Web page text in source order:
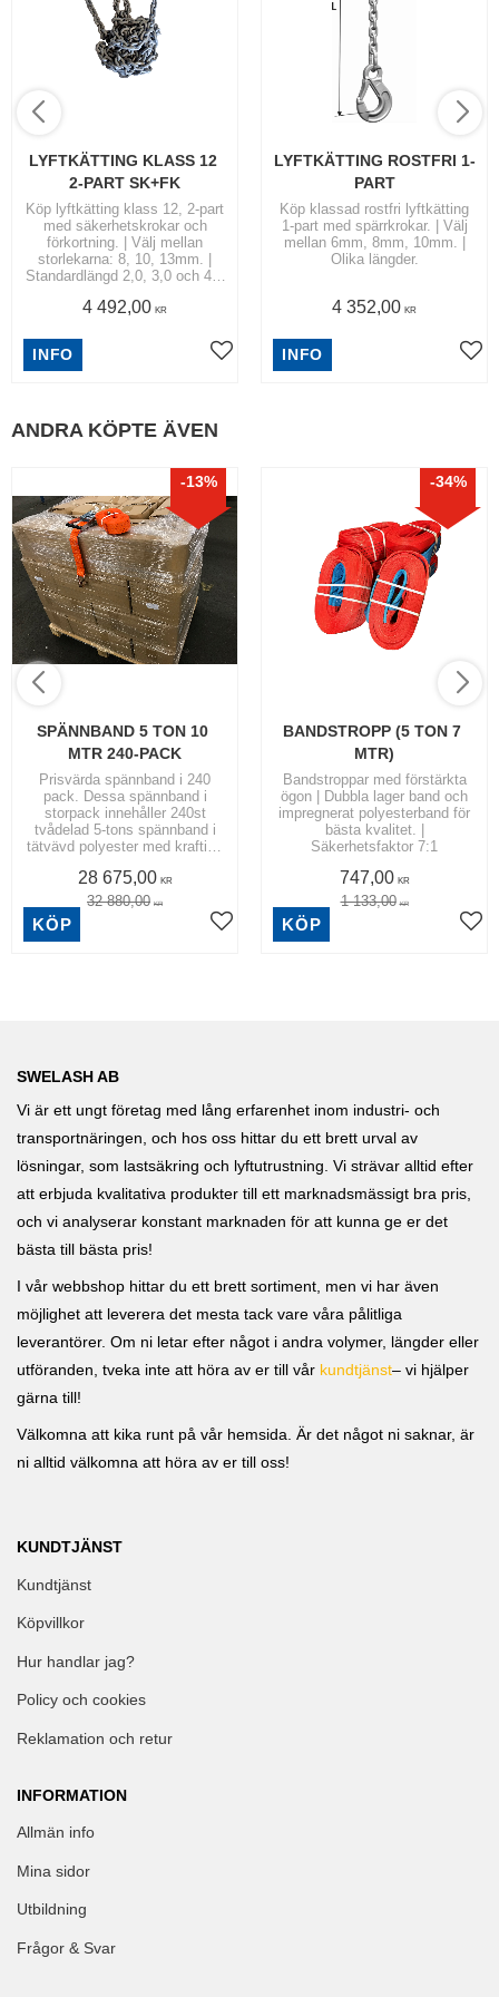
LYFTKÄTTING KLASS 12
2-PART SK+FK
Köp lyftkätting klass 12, 2-part
med säkerhetskrokar och
förkortning. | Välj mellan
storlekarna: 8, 10, 13mm. |
Standardlängd 2,0, 3,0 och 4,0
4 492,00 KR
INFO
LYFTKÄTTING ROSTFRI 1-
PART
Köp klassad rostfri lyftkätting
1-part med spärrkrokar. | Välj
mellan 6mm, 8mm, 10mm. |
Olika längder.
4 352,00 KR
INFO
ANDRA KÖPTE ÄVEN
SPÄNNBAND 5 TON 10
MTR 240-PACK
Prisvärda spännband i 240
pack. Dessa spännband i
storpack innehåller 240st
tvådelad 5-tons spännband i
tätvävd polyester med kraftiga
28 675,00 KR
32 880,00 KR
13%
KÖP
BANDSTROPP (5 TON 7
MTR)
Bandstroppar med förstärkta
ögon | Dubbla lager band och
impregnerat polyesterband för
bästa kvalitet. |
Säkerhetsfaktor 7:1
747,00 KR
1 133,00 KR
34%
KÖP
SWELASH AB
Vi är ett ungt företag med lång erfarenhet inom industri- och
transportnäringen, och hos oss hittar du ett brett urval av
lösningar, som lastsäkring och lyftutrustning. Vi strävar alltid efter
att erbjuda kvalitativa produkter till ett marknadsmässigt bra pris,
och vi analyserar konstant marknaden för att kunna ge er det
bästa till bästa pris!
I vår webbshop hittar du ett brett sortiment, men vi har även
möjlighet att leverera det mesta tack vare våra pålitliga
leverantörer. Om ni letar efter något i andra volymer, längder eller
utföranden, tveka inte att höra av er till vår kundtjänst– vi hjälper
gärna till!
Välkomna att kika runt på vår hemsida. Är det något ni saknar, är
ni alltid välkomna att höra av er till oss!
KUNDTJÄNST
Kundtjänst
Köpvillkor
Hur handlar jag?
Policy och cookies
Reklamation och retur
INFORMATION
Allmän info
Mina sidor
Utbildning
Frågor & Svar